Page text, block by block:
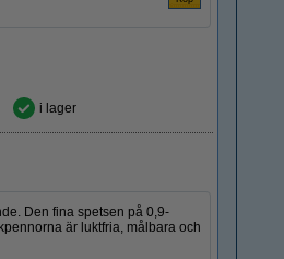
i lager
Den fina spetsen på 0,9-
är luktfria, målbara och